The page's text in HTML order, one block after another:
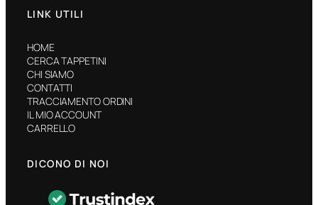
LINK UTILI
HOME
CERCA TAPPETINI
CHI SIAMO
CONTATTI
TRACCIAMENTO ORDINI
IL MIO ACCOUNT
CARRELLO
DICONO DI NOI